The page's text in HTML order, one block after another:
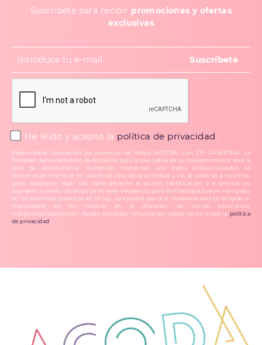
Suscríbete para recibir promociones y ofertas
exclusivas
He leído y acepto la política de privacidad.
Responsable: Asociación de comercio de Aldaia (ACODA), con CIF G46557542. La
finalidad del tratamiento de los datos para la que usted da su consentimiento será la
dela de proporcionar contenido comercial. Los datos proporcionados se
conservarán mientras no solicite el cese de la actividad y no se cederán a terceros,
salvo obligación legal. Ud. tiene derecho al acceso, rectificación o a solicitar su
supresión cuando los datos ya no sean necesarios para los fines que fueron recogidos
en los términos previstos en la Ley, que podrá ejercitar mediante escrito dirigido al
responsable de los mismos en la dirección de correo electrónico
info@compraldaia.com. Puede consultar información adicional en nuestra política
de privacidad